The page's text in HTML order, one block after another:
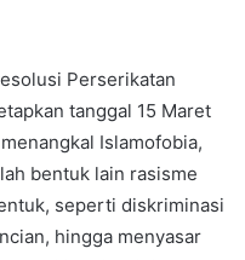
Perserikatan
tanggal 15 Maret
Islamofobia,
bentuk lain rasisme
seperti diskriminasi
hingga menyasar